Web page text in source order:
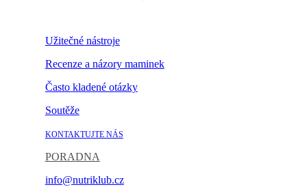
Užitečné nástroje
Recenze a názory maminek
Často kladené otázky
Soutěže
KONTAKTUJTE NÁS
PORADNA
info@nutriklub.cz